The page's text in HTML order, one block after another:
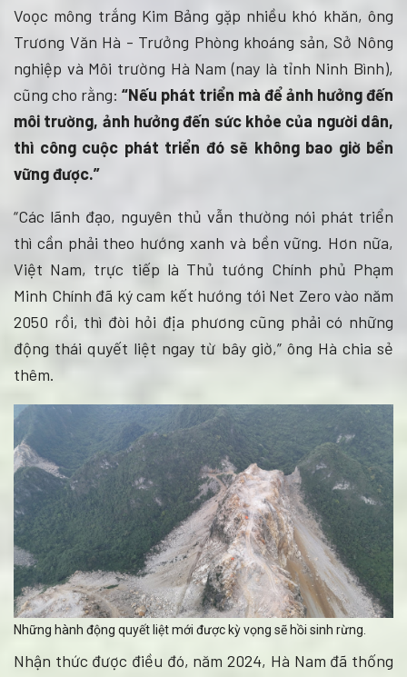
Voọc mông trắng Kim Bảng gặp nhiều khó khăn, ông
Trương Văn Hà - Trưởng Phòng khoáng sản, Sở Nông
nghiệp và Môi trường Hà Nam (nay là tỉnh Ninh Bình),
cũng cho rằng: “Nếu phát triển mà để ảnh hưởng đến
môi trường, ảnh hưởng đến sức khỏe của người dân,
thì công cuộc phát triển đó sẽ không bao giờ bền
vững được.”
“Các lãnh đạo, nguyên thủ vẫn thường nói phát triển
thì cần phải theo hướng xanh và bền vững. Hơn nữa,
Việt Nam, trực tiếp là Thủ tướng Chính phủ Phạm
Minh Chính đã ký cam kết hướng tới Net Zero vào năm
2050 rồi, thì đòi hỏi địa phương cũng phải có những
động thái quyết liệt ngay từ bây giờ,” ông Hà chia sẻ
thêm.
Những hành động quyết liệt mới được kỳ vọng sẽ hồi sinh rừng.
Nhận thức được điều đó, năm 2024, Hà Nam đã thống